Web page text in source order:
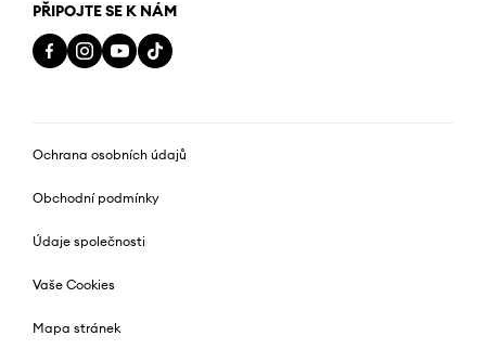
PŘIPOJTE SE K NÁM
Ochrana osobních údajů
Obchodní podmínky
Údaje společnosti
Vaše Cookies
Mapa stránek